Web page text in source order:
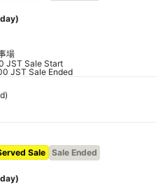
)
場
JST Sale Start
JST Sale Ended
Sale Sale Ended
)